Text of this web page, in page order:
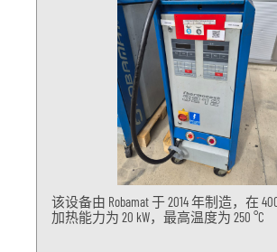
该设备由 Robamat 于 2014 年制造，在
加热能力为 20 kW，最高温度为 250 °C